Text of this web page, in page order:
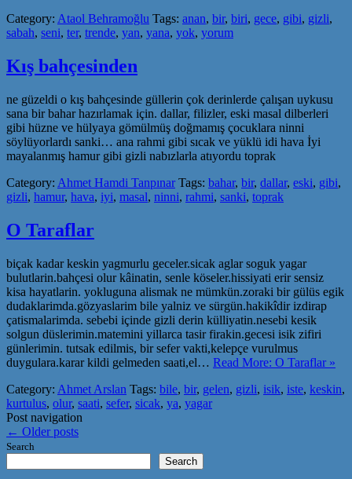
Category: Ataol Behramoğlu Tags: anan, bir, biri, gece, gibi, gizli,
sabah, seni, ter, trende, yan, yana, yok, yorum
Kış bahçesinden
ne güzeldi o kış bahçesinde güllerin çok derinlerde çalışan uykusu
sana bir bahar hazırlamak için. dallar, filizler, eski masal dilberleri
gibi hüzne ve hülyaya gömülmüş doğmamış çocuklara ninni
söylüyorlardı sanki… ana rahmi gibi sıcak ve yüklü idi hava İyi
mayalanmış hamur gibi gizli nabızlarla atıyordu toprak
Category: Ahmet Hamdi Tanpınar Tags: bahar, bir, dallar, eski, gibi,
gizli, hamur, hava, iyi, masal, ninni, rahmi, sanki, toprak
O Taraflar
biçak kadar keskin yagmurlu geceler.sicak aglar soguk yagar
bulutlarin.bahçesi olur kâinatin, senle köseler.hissiyati erir sensiz
kisa hayatlarin. yokluguna alismak ne mümkün.zoraki bir gülüs egik
dudaklarimda.gözyaslarim bile yalniz ve sürgün.hakikîdir izdirap
çatismalarimda. sebebi içinde gizli derin külliyatin.nesebi kesik
solgun düslerimin.matemini yillarca tasir firakin.gecesi isik zifiri
günlerimin. tutsak edilmis, bir sefer vakti,kelepçe vurulmus
duygulara.karar kildi gelmeden saati,el… Read More: O Taraflar »
Category: Ahmet Arslan Tags: bile, bir, gelen, gizli, isik, iste, keskin,
kurtulus, olur, saati, sefer, sicak, ya, yagar
Post navigation
← Older posts
Search
Search